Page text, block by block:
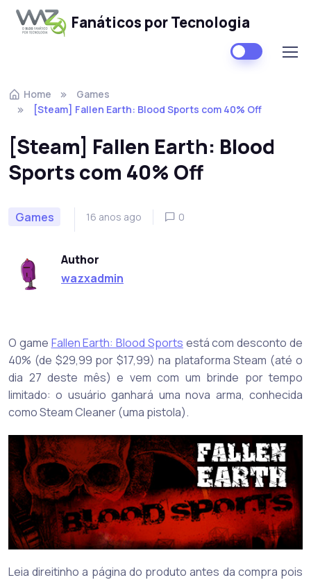
Fanáticos por Tecnologia
Home
Games
[Steam] Fallen Earth: Blood Sports com 40% Off
[Steam] Fallen Earth: Blood
Sports com 40% Off
Games 16 anos ago 0
Author
wazxadmin
O game Fallen Earth: Blood Sports está com desconto de
40% (de $29,99 por $17,99) na plataforma Steam (até o
dia 27 deste mês) e vem com um brinde por tempo
limitado: o usuário ganhará uma nova arma, conhecida
como Steam Cleaner (uma pistola).
Leia direitinho a página do produto antes da compra pois